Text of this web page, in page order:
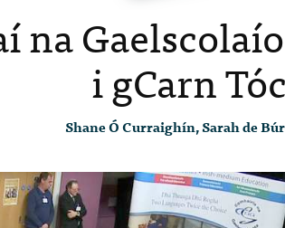
na
i gCarn
Shane Ó Curraighín, Sarah de